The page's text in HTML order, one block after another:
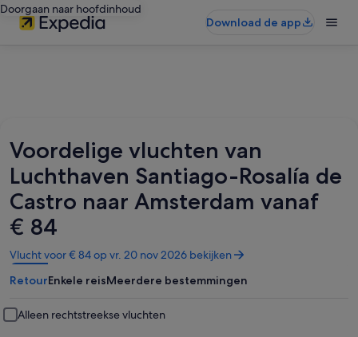
Doorgaan naar hoofdinhoud
Download de app
Voordelige vluchten van
Luchthaven Santiago-Rosalía de
Castro naar Amsterdam vanaf
€ 84
Vlucht voor € 84 op vr. 20 nov 2026 bekijken
Opent
in
een
venster
RetourEnkele reisMeerdere bestemmingen
Alleen rechtstreekse vluchten